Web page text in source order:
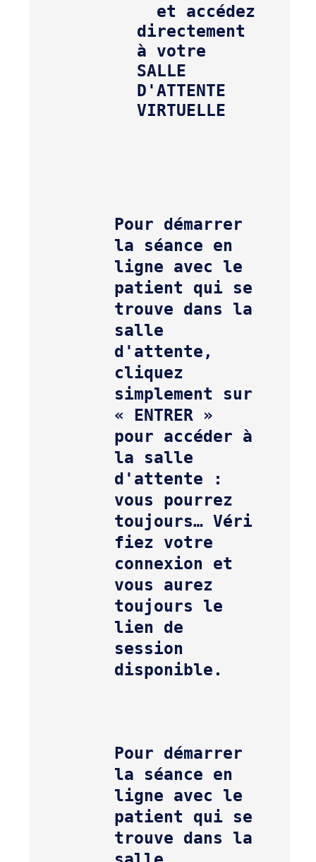
et accédez
directement
à votre
SALLE
D'ATTENTE
Pour démarrer
la séance en
ligne avec le
patient qui se
trouve dans la
salle
d'attente,
cliquez
simplement sur
« ENTRER »
pour accéder à
la salle
d'attente :
vous pourrez
toujours… Véri
fiez votre
connexion et
vous aurez
toujours le
lien de
session
Pour démarrer
la séance en
ligne avec le
patient qui se
trouve dans la